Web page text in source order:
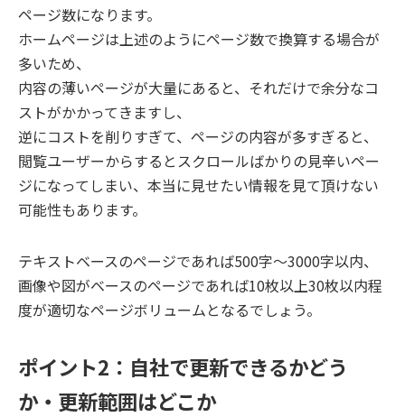
ページ数になります。
ホームページは上述のようにページ数で換算する場合が
多いため、
内容の薄いページが大量にあると、それだけで余分なコ
ストがかかってきますし、
逆にコストを削りすぎて、ページの内容が多すぎると、
閲覧ユーザーからするとスクロールばかりの見辛いペー
ジになってしまい、本当に見せたい情報を見て頂けない
可能性もあります。
テキストベースのページであれば500字〜3000字以内、
画像や図がベースのページであれば10枚以上30枚以内程
度が適切なページボリュームとなるでしょう。
ポイント2：自社で更新できるかどう
か・更新範囲はどこか